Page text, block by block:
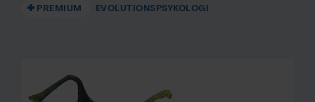
PREMIUM EVOLUTIONSPSYKOLOGI